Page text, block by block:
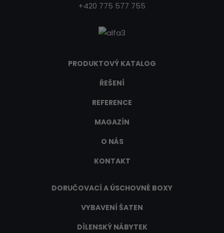
+420 775 577 755
PRODUKTOVÝ KATALOG
ŘEŠENÍ
REFERENCE
MAGAZÍN
O NÁS
KONTAKT
DORUČOVACÍ A ÚSCHOVNÉ BOXY
VYBAVENÍ ŠATEN
DÍLENSKÝ NÁBYTEK